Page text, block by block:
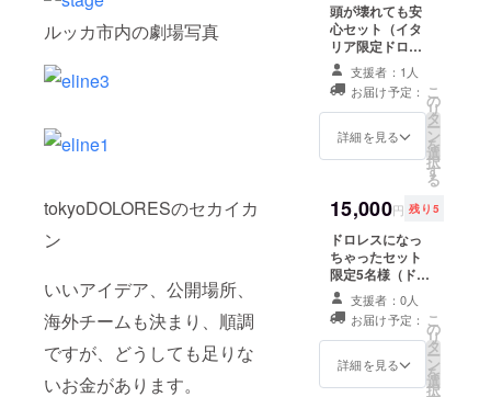
ルッカ市内の劇場写真
tokyoDOLORESのセカイカ
ン
いいアイデア、公開場所、
海外チームも決まり、順調
ですが、どうしても足りな
いお金があります。
頭が壊れても安
心セット（イタ
リア限定ドロレ
スお守りーイタ
リア入魂）＋ボ
ンジョルノセッ
トとイタリア限
定動画視聴権
支援者：1人
お届け予定：
詳細を見る
こ
の
リ
タ
ー
ン
を
選
択
す
る
15,000円 残り5
ドロレスになっ
ちゃったセット
限定5名様（ドロ
レス風ダンサー
になろう写真の
撮影。プロのカ
メラマン、メイ
クさんがドロレ
支援者：0人
お届け予定：
詳細を見る
こ
の
リ
タ
ー
ン
を
選
択